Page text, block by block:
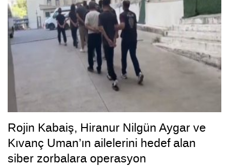
Rojin Kabaiş, Hiranur Nilgün Aygar ve
Kıvanç Uman’ın ailelerini hedef alan
siber zorbalara operasyon